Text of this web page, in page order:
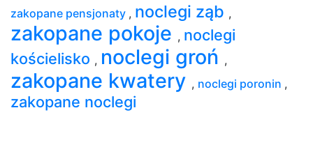
zakopane pensjonaty , noclegi ząb ,
zakopane pokoje , noclegi
kościelisko , noclegi groń ,
zakopane kwatery , noclegi poronin ,
zakopane noclegi